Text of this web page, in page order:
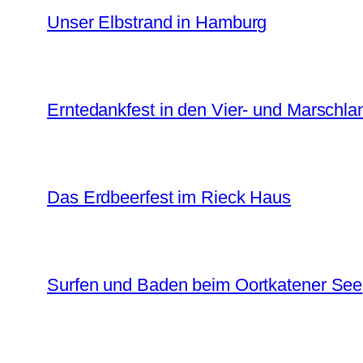
Unser Elbstrand in Hamburg
Erntedankfest in den Vier- und
Das Erdbeerfest im Rieck Haus
Surfen und Baden beim Oortkatener See